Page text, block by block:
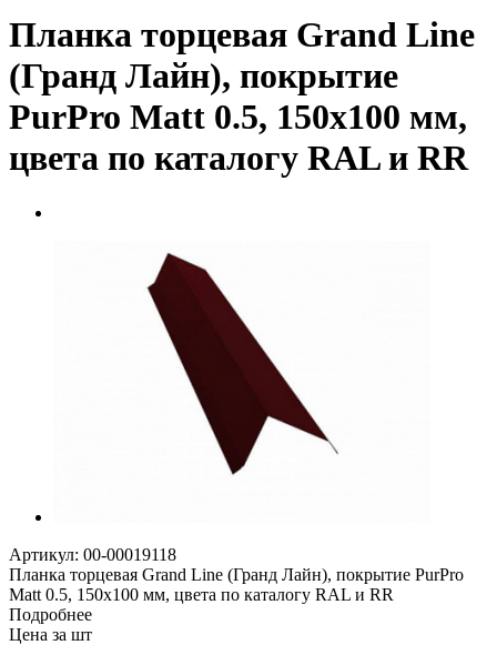
Планка торцевая Grand Line
(Гранд Лайн), покрытие
PurPro Matt 0.5, 150х100 мм,
цвета по каталогу RAL и RR
Артикул: 00-00019118
Планка торцевая Grand Line (Гранд Лайн), покрытие PurPro
Matt 0.5, 150х100 мм, цвета по каталогу RAL и RR
Подробнее
Цена за шт